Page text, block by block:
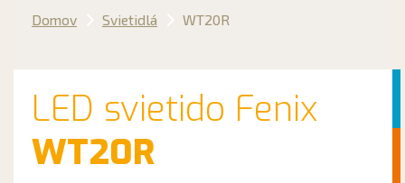
Domov Svietidlá WT20R
LED svietido Fenix
WT20R